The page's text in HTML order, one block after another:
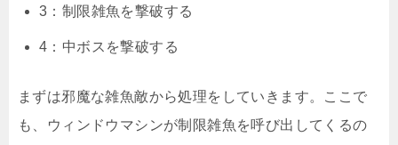
3：制限雑魚を撃破する
4：中ボスを撃破する
まずは邪魔な雑魚敵から処理をしていきます。ここで
も、ウィンドウマシンが制限雑魚を呼び出してくるの